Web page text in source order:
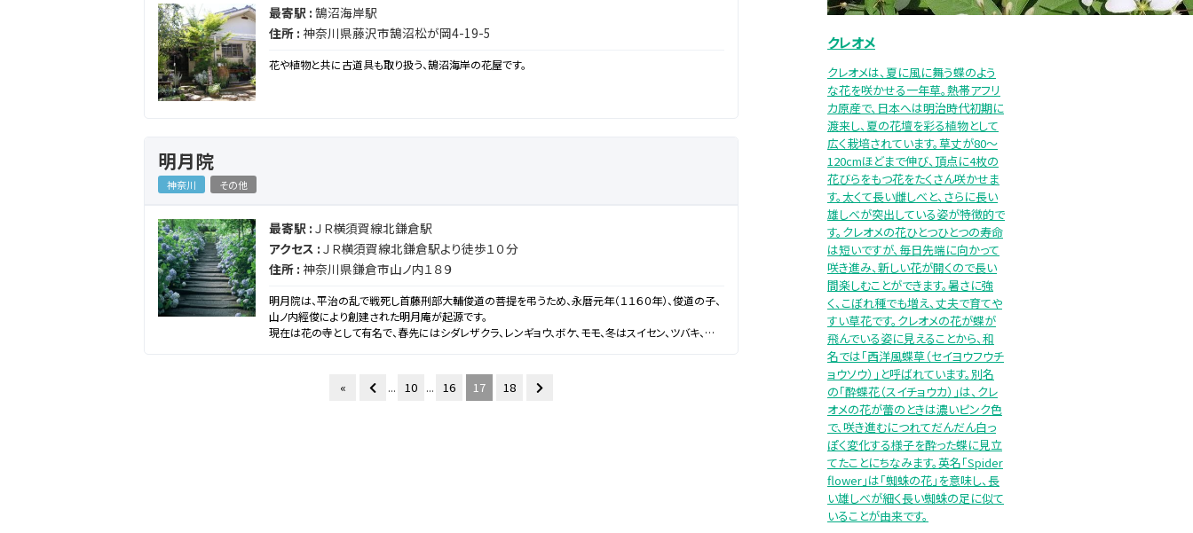
最寄駅 : 鵠沼海岸駅
住所 : 神奈川県藤沢市鵠沼松が岡4-19-5
花や植物と共に古道具も取り扱う、鵠沼海岸の花屋です。
明月院
神奈川 その他
最寄駅 : ＪＲ横須賀線北鎌倉駅
アクセス : ＪＲ横須賀線北鎌倉駅より徒歩１０分
住所 : 神奈川県鎌倉市山ノ内１８９
明月院は、平治の乱で戦死し首藤刑部大輔俊道の菩提を弔うため、永暦元年（１１６０年）、俊道の子、
山ノ内經俊により創建された明月庵が起源です。
現在は花の寺として有名で、春先にはシダレザクラ、レンギョウ、ボケ、モモ、冬はスイセン、ツバキ、ロ
« ... 10 ... 16 17 18
クレオメ
クレオメは、夏に風に舞う蝶のよう
な花を咲かせる一年草。熱帯アフリ
カ原産で、日本へは明治時代初期に
渡来し、夏の花壇を彩る植物として
広く栽培されています。草丈が80～
120cmほどまで伸び、頂点に4枚の
花びらをもつ花をたくさん咲かせま
す。太くて長い雌しべと、さらに長い
雄しべが突出している姿が特徴的で
す。クレオメの花ひとつひとつの寿命
は短いですが、毎日先端に向かって
咲き進み、新しい花が開くので長い
間楽しむことができます。暑さに強
く、こぼれ種でも増え、丈夫で育てや
すい草花です。クレオメの花が蝶が
飛んでいる姿に見えることから、和
名では「西洋風蝶草（セイヨウフウチ
ョウソウ）」と呼ばれています。別名
の「酔蝶花（スイチョウカ）」は、クレ
オメの花が蕾のときは濃いピンク色
で、咲き進むにつれてだんだん白っ
ぽく変化する様子を酔った蝶に見立
てたことにちなみます。英名「Spider
flower」は「蜘蛛の花」を意味し、長
い雄しべが細く長い蜘蛛の足に似て
いることが由来です。